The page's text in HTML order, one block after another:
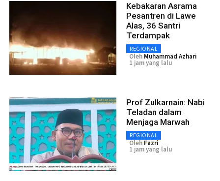
Kebakaran Asrama
Pesantren di Lawe
Alas, 36 Santri
Terdampak
REGIONAL
Oleh Muhammad Azhari
1 jam yang lalu
Prof Zulkarnain: Nabi
Teladan dalam
Menjaga Marwah
REGIONAL
Oleh Fazri
1 jam yang lalu